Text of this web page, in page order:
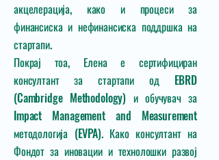
акцелерација, како и процеси за
финансиска и нефинансиска поддршка на
стартапи.
Покрај тоа, Елена е сертифициран
консултант за стартапи од EBRD
(Cambridge Methodology) и обучувач за
Impact Management and Measurement
методологија (EVPA). Како консултант на
Фондот за иновации и технолошки развој